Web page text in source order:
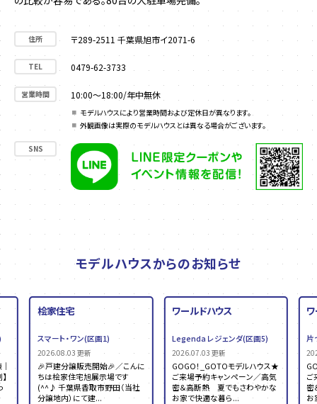
住所 〒289-2511 千葉県旭市イ2071-6
TEL 0479-62-3733
営業時間 10:00〜18:00/年中無休
モデルハウスにより営業時間および定休日が異なります。
外観画像は実際のモデルハウスとは異なる場合がございます。
SNS
モデルハウスからのお知らせ
桧家住宅
スマート・ワン(区画1)
2026.08.03 更新
🎉戸建分譲販売開始🎉／こんに
ちは桧家住宅旭展示場です
(^^♪ 千葉県香取市野田（当社
分譲地内）にて建...
ワールドハウス
Legenda レジェンダ(区画5)
2026.07.03 更新
GOGO！_GOTOモデルハウス★
ご来場予約キャンペーン／高気
密＆高断熱 夏でもさわやかな
お家で快適な暮ら...
片
ご
密
お